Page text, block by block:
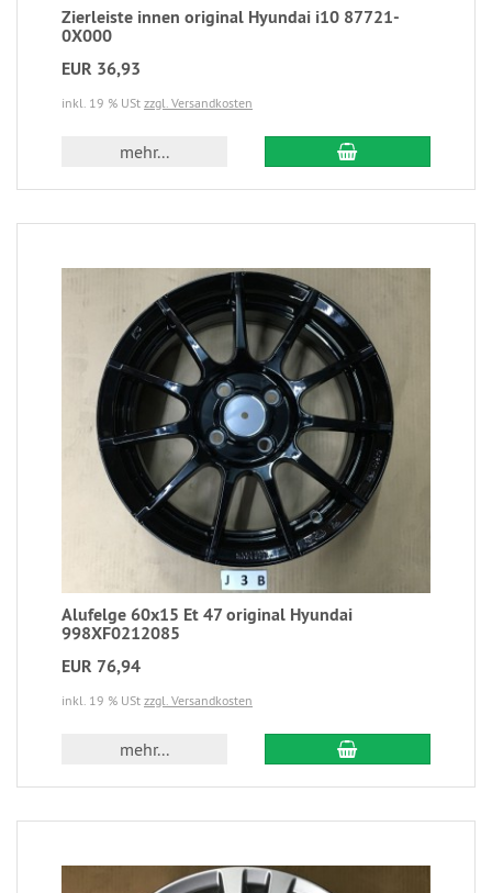
Zierleiste innen original Hyundai i10 87721-
0X000
EUR 36,93
inkl. 19 % USt zzgl. Versandkosten
mehr...
Alufelge 60x15 Et 47 original Hyundai
998XF0212085
EUR 76,94
inkl. 19 % USt zzgl. Versandkosten
mehr...